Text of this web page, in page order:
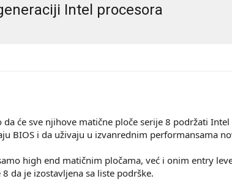
Intel procesora
će sve njihove matične ploče serije 8 podržati
BIOS i da uživaju u izvanrednim performansama
high end matičnim pločama, već i onim entry
da je izostavljena sa liste podrške.